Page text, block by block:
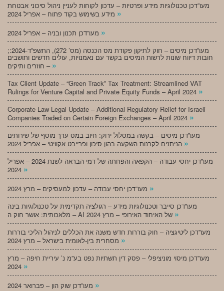
מעו”דכן טכנולוגיות מידע ופרטיות – עדכון לקוחות לעניין ניהול סיכוני אבטחת
»
»
;מעו”דכן מיסים – חוק לתיקון פקודת מס הכנסה (מס’ 272), התשפ”ד-2024:
חובות דיווח שונות לרשות המיסים בקשר עם נאמנויות, עולים חדשים ותושבים
חוזרים ותיקים – »
Tax Client Update – “Green Track” Tax Treatment: Streamlined VAT
Rulings for Venture Capital and Private Equity Funds – April 2024 »
Corporate Law Legal Update – Additional Regulatory Relief for Israeli
Companies Traded on Certain Foreign Exchanges – April 2024 »
מעו”דכן מיסים – בקשה במסלול ירוק: חיוב במס ערך מוסף של שירותים
»
מעו”דכן יחסי עבודה – הקפאה והפחתה של דמי הבראה לשנת 2024 – אפריל
»
»
מעו”דכן סייבר וטכנולוגיות מידע – רגולציה תקדימית על טכנולוגיות בינה
»
מעו”דכן ליטיגציה – חוק בוררות חדש משנה את הכללים לניהול הליכי בוררות
»
מעו”דכן מיסוי מוניציפלי – פסק דין תשתיות נפט בע”מ נ’ עיריית חיפה – מרץ
»
»